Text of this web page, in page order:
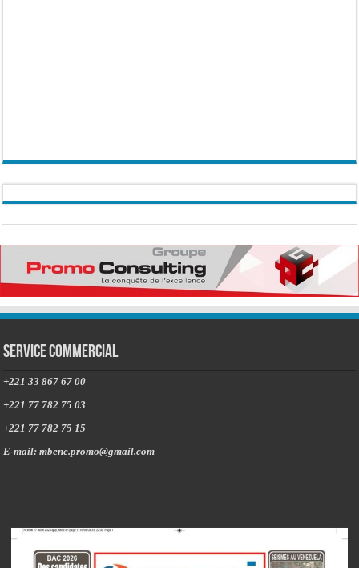
Service commercial
+221 33 867 67 00
+221 77 782 75 03
+221 77 782 75 15
E-mail: mbene.promo@gmail.com